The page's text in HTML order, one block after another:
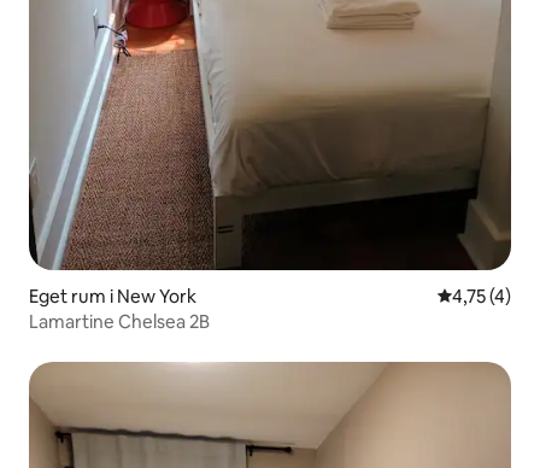
Eget rum i New York 4,75 av 5 i
4,75 (4)
Lamartine Chelsea 2B